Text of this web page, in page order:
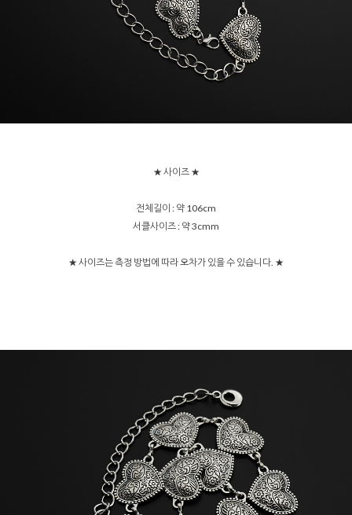
★ 사이즈 ★
전체길이 : 약 106cm
서클사이즈 : 약 3cmm
★ 사이즈는 측정 방법에 따라 오차가 있을 수 있습니다. ★